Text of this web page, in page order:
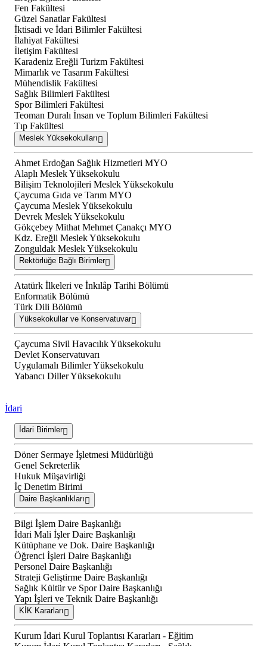
Fen Fakültesi
Güzel Sanatlar Fakültesi
İktisadi ve İdari Bilimler Fakültesi
İlahiyat Fakültesi
İletişim Fakültesi
Karadeniz Ereğli Turizm Fakültesi
Mimarlık ve Tasarım Fakültesi
Mühendislik Fakültesi
Sağlık Bilimleri Fakültesi
Spor Bilimleri Fakültesi
Teoman Duralı İnsan ve Toplum Bilimleri Fakültesi
Tıp Fakültesi
Meslek Yüksekokulları
Ahmet Erdoğan Sağlık Hizmetleri MYO
Alaplı Meslek Yüksekokulu
Bilişim Teknolojileri Meslek Yüksekokulu
Çaycuma Gıda ve Tarım MYO
Çaycuma Meslek Yüksekokulu
Devrek Meslek Yüksekokulu
Gökçebey Mithat Mehmet Çanakçı MYO
Kdz. Ereğli Meslek Yüksekokulu
Zonguldak Meslek Yüksekokulu
Rektörlüğe Bağlı Birimler
Atatürk İlkeleri ve İnkılâp Tarihi Bölümü
Enformatik Bölümü
Türk Dili Bölümü
Yüksekokullar ve Konservatuvar
Çaycuma Sivil Havacılık Yüksekokulu
Devlet Konservatuvarı
Uygulamalı Bilimler Yüksekokulu
Yabancı Diller Yüksekokulu
İdari
İdari Birimler
Döner Sermaye İşletmesi Müdürlüğü
Genel Sekreterlik
Hukuk Müşavirliği
İç Denetim Birimi
Daire Başkanlıkları
Bilgi İşlem Daire Başkanlığı
İdari Mali İşler Daire Başkanlığı
Kütüphane ve Dok. Daire Başkanlığı
Öğrenci İşleri Daire Başkanlığı
Personel Daire Başkanlığı
Strateji Geliştirme Daire Başkanlığı
Sağlık Kültür ve Spor Daire Başkanlığı
Yapı İşleri ve Teknik Daire Başkanlığı
KİK Kararları
Kurum İdari Kurul Toplantısı Kararları - Eğitim